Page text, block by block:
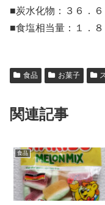
■炭水化物：３６．６
■食塩相当量：１．８
食品 お菓子
関連記事
食品